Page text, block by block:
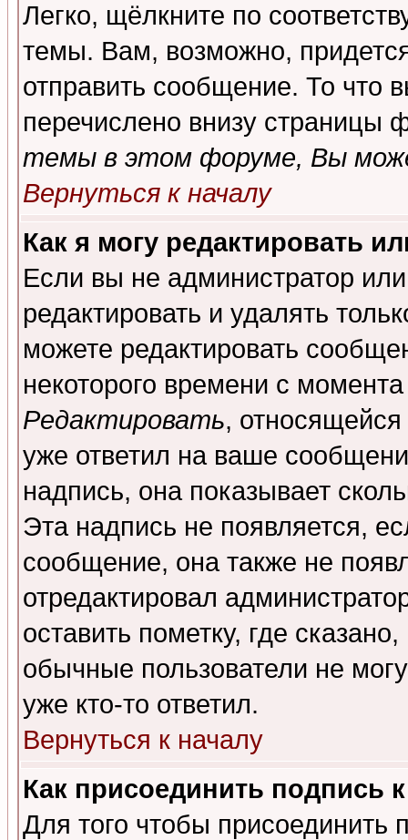
Легко, щёлкните по
темы. Вам, возможно,
отправить сообщение. То что
перечислено внизу страницы
темы в этом форуме, Вы
Вернуться к началу
Как я могу редактировать
Если вы не администратор
редактировать и удалять
можете редактировать
некоторого времени с
Редактировать,
уже ответил на ваше
надпись, она показывает
Эта надпись не появляется,
сообщение, она также не
отредактировал
оставить пометку, где
обычные пользователи не
уже кто-то ответил.
Вернуться к началу
Как присоединить подпись
Для того чтобы присоединить